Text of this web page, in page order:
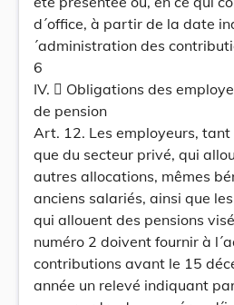
d´office, à partir de la date
´administration des
6
IV.  Obligations des
de pension
Art. 12. Les employeurs,
que du secteur privé, qui
autres allocations, mêmes
anciens salariés, ainsi que
qui allouent des pensions
numéro 2 doivent fournir à
contributions avant le 15
année un relevé indiquant